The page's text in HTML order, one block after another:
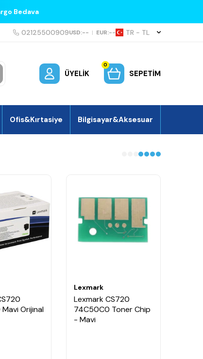
Bedava
02125500909USD:-- | EUR:-- TR − TL
ÜYELIK
0
SEPETIM
Ofis&Kırtasiye Bilgisayar&Aksesuar
Orijinal
Lexmark
Lexmark CS720
74C50C0 Toner Chip
- Mavi